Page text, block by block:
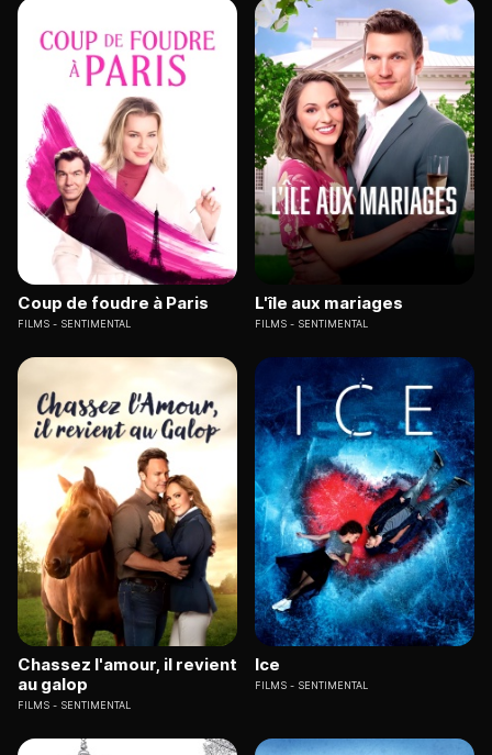
Coup de foudre à Paris
FILMS SENTIMENTAL
L'île aux mariages
FILMS SENTIMENTAL
Chassez l'amour, il revient
au galop
FILMS SENTIMENTAL
Ice
FILMS SENTIMENTAL